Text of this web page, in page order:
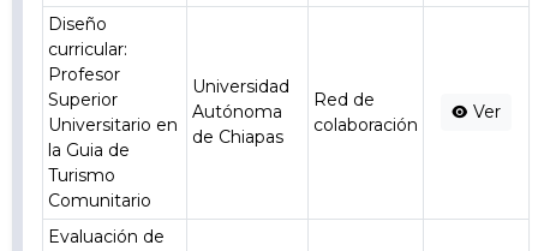
Diseño
curricular:
Profesor
Superior
Universitario en
la Guia de
Turismo
Comunitario
Universidad
Autónoma
de Chiapas
Red de
colaboración
Ver
Evaluación de